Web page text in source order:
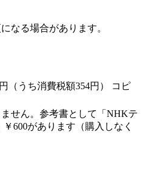
なる場合があります。
（うち消費税額354円）
コピ
せん。参考書として「NHKテ
600があります（購入しなく